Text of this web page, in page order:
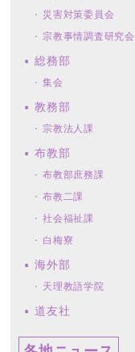
災害対策委員会
宗教事情調査研究会
総務部
集会
教務部
宗教法人課
布教部
布教部庶務課
布教二課
社会福祉課
白梅寮
海外部
天理教語学院
道友社